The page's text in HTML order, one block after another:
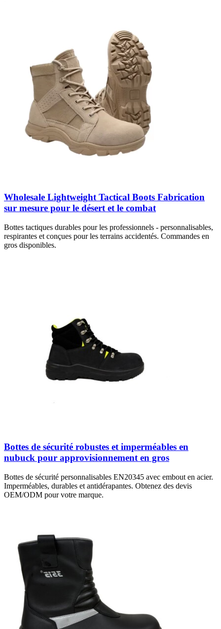
Wholesale Lightweight Tactical Boots Fabrication
sur mesure pour le désert et le combat
Bottes tactiques durables pour les professionnels - personnalisables,
respirantes et conçues pour les terrains accidentés. Commandes en
gros disponibles.
Bottes de sécurité robustes et imperméables en
nubuck pour approvisionnement en gros
Bottes de sécurité personnalisables EN20345 avec embout en acier.
Imperméables, durables et antidérapantes. Obtenez des devis
OEM/ODM pour votre marque.